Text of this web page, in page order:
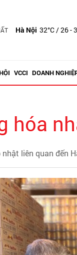
Hà Nội 32°C/ 26 -
VCCI DOANH
hóa
liên quan đến